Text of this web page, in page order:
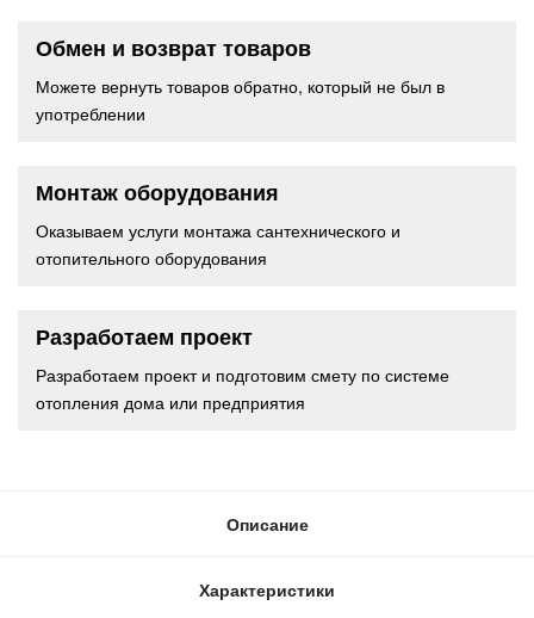
Обмен и возврат товаров
Можете вернуть товаров обратно, который не был в
употреблении
Монтаж оборудования
Оказываем услуги монтажа сантехнического и
отопительного оборудования
Разработаем проект
Разработаем проект и подготовим смету по системе
отопления дома или предприятия
Описание
Характеристики